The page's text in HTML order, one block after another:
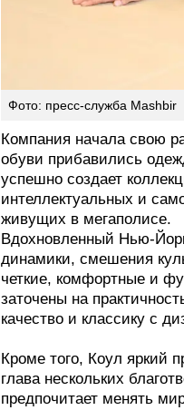
Фото: пресс-служба Mashbir
Компания начала свою
обуви прибавились
успешно создает
интеллектуальных и
живущих в мегаполисе.
Вдохновленный Нью-
динамики, смешения
четкие, комфортные и
заточены на
качество и классику с
Кроме того, Коул яркий
глава нескольких
предпочитает менять